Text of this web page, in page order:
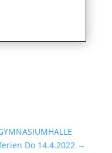
Do 14.4.2022 →